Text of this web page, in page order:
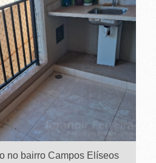
no bairro Campos Elíseos